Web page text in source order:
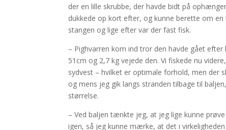
der en lille skrubbe, der havde bidt på
dukkede op kort efter, og kunne berette om
stangen og lige efter var der fast fisk.
– Pighvarren kom ind tror den havde gået
51cm og 2,7 kg vejede den. Vi fiskede nu
sydvest – hvilket er optimale forhold, men der
og mens jeg gik langs stranden tilbage til
størrelse.
– Ved baljen tænkte jeg, at jeg lige kunne
igen, så jeg kunne mærke, at det i